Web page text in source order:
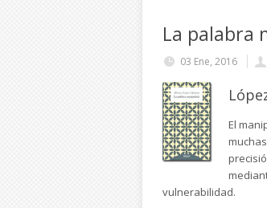
La palabra
03 Ene, 2016
El
vulnerabilidad.